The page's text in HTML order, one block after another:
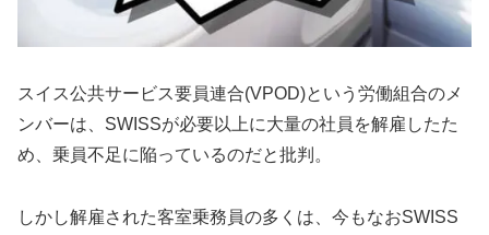
スイス公共サービス要員連合(VPOD)という労働組合のメ
ンバーは、SWISSが必要以上に大量の社員を解雇したた
め、乗員不足に陥っているのだと批判。
しかし解雇された客室乗務員の多くは、今もなおSWISS